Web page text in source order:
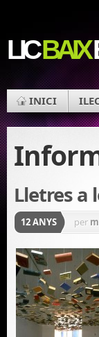
LICBAIX
INICI
Lletres a
12 ANYS per